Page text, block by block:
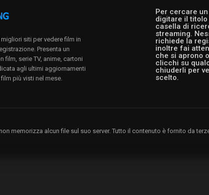
Per cercare
digitare il titolo
casella di
streaming.
richiede la
inoltre fai
che si aprono
clicchi su
chiuderli per
scelto.
siti per vedere film in
Presenta un
film, serie TV, anime, cartoni
agli ultimi aggiornamenti
più visti nel mese.
memorizza alcun file sul suo server. Tutto il contenuto è fornito da